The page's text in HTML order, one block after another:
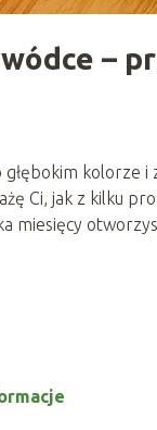
–
kolorze
Ci, jak z kilku
miesięcy